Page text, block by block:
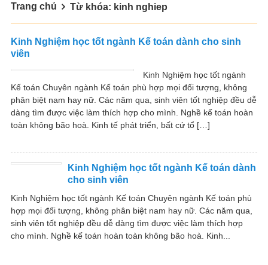
Trang chủ Từ khóa: kinh nghiep
Kinh Nghiệm học tốt ngành Kế toán dành cho sinh
viên
Kinh Nghiệm học tốt ngành
Kế toán Chuyên ngành Kế toán phù hợp mọi đối tượng, không
phân biệt nam hay nữ. Các năm qua, sinh viên tốt nghiệp đều dễ
dàng tìm được việc làm thích hợp cho mình. Nghề kế toán hoàn
toàn không bão hoà. Kinh tế phát triển, bất cứ tổ […]
Kinh Nghiệm học tốt ngành Kế toán dành
cho sinh viên
Kinh Nghiệm học tốt ngành Kế toán Chuyên ngành Kế toán phù
hợp mọi đối tượng, không phân biệt nam hay nữ. Các năm qua,
sinh viên tốt nghiệp đều dễ dàng tìm được việc làm thích hợp
cho mình. Nghề kế toán hoàn toàn không bão hoà. Kinh...